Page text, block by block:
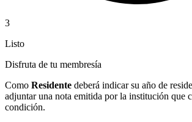
3
Listo
Disfruta de tu membresía
Como Residente deberá indicar su año de
adjuntar una nota emitida por la institución que
condición.